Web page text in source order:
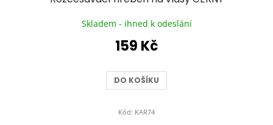
Skladem - ihned k odeslání
159 Kč
DO KOŠÍKU
Kód: KAR74